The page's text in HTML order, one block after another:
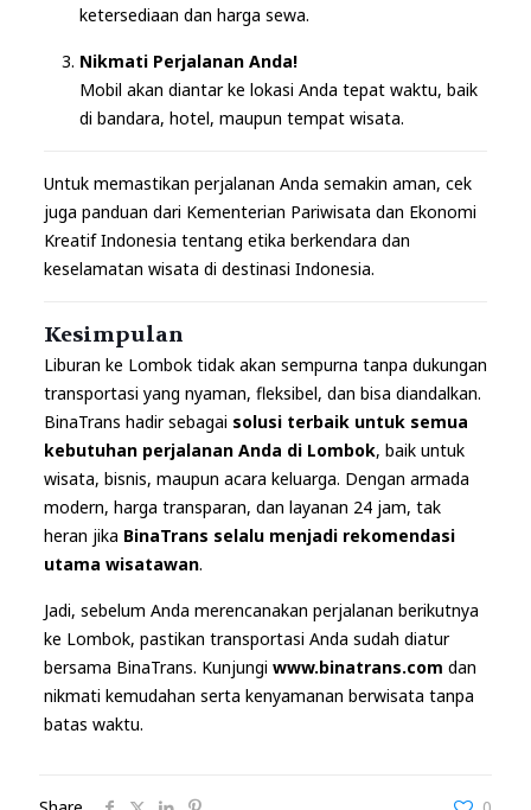
ketersediaan dan harga sewa.
Nikmati Perjalanan Anda!
Mobil akan diantar ke lokasi Anda tepat waktu, baik
di bandara, hotel, maupun tempat wisata.
Untuk memastikan perjalanan Anda semakin aman, cek
juga panduan dari Kementerian Pariwisata dan Ekonomi
Kreatif Indonesia tentang etika berkendara dan
keselamatan wisata di destinasi Indonesia.
Kesimpulan
Liburan ke Lombok tidak akan sempurna tanpa dukungan
transportasi yang nyaman, fleksibel, dan bisa diandalkan.
BinaTrans hadir sebagai solusi terbaik untuk semua
kebutuhan perjalanan Anda di Lombok, baik untuk
wisata, bisnis, maupun acara keluarga. Dengan armada
modern, harga transparan, dan layanan 24 jam, tak
heran jika BinaTrans selalu menjadi rekomendasi
utama wisatawan.
Jadi, sebelum Anda merencanakan perjalanan berikutnya
ke Lombok, pastikan transportasi Anda sudah diatur
bersama BinaTrans. Kunjungi www.binatrans.com dan
nikmati kemudahan serta kenyamanan berwisata tanpa
batas waktu.